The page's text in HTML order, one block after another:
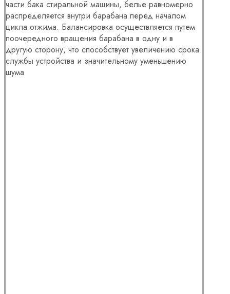
части бака стиральной машины, белье равномерно
распределяется внутри барабана перед началом
цикла отжима. Балансировка осуществляется путем
поочередного вращения барабана в одну и в
другую сторону, что способствует увеличению срока
службы устройства и значительному уменьшению
шума